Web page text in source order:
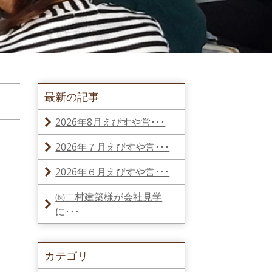
最新の記事
2026年8月えびすや営･･･
2026年７月えびすや営･･･
2026年６月えびすや営･･･
㈱二村建築様が会社見学
に･･･
カテゴリ